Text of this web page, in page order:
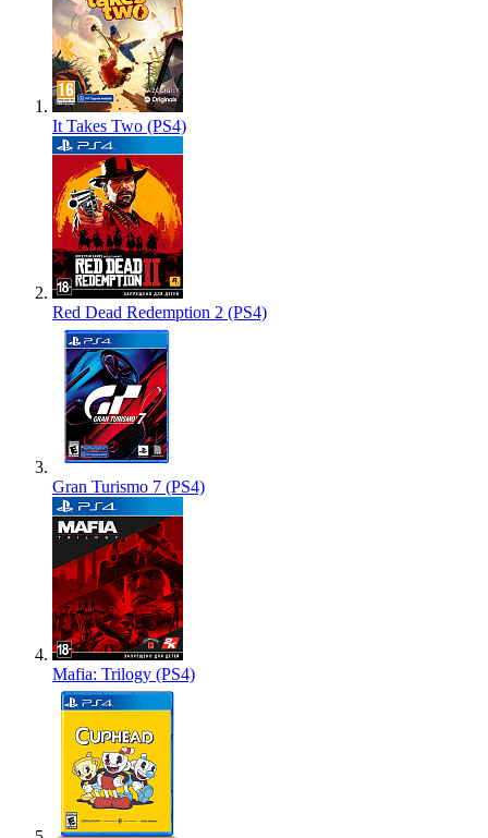
It Takes Two (PS4)
Red Dead Redemption 2 (PS4)
Gran Turismo 7 (PS4)
Mafia: Trilogy (PS4)